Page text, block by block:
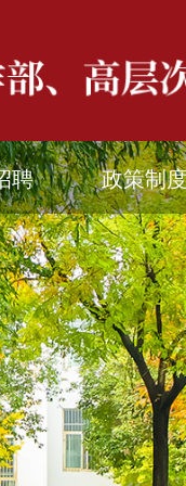
聘 政策制